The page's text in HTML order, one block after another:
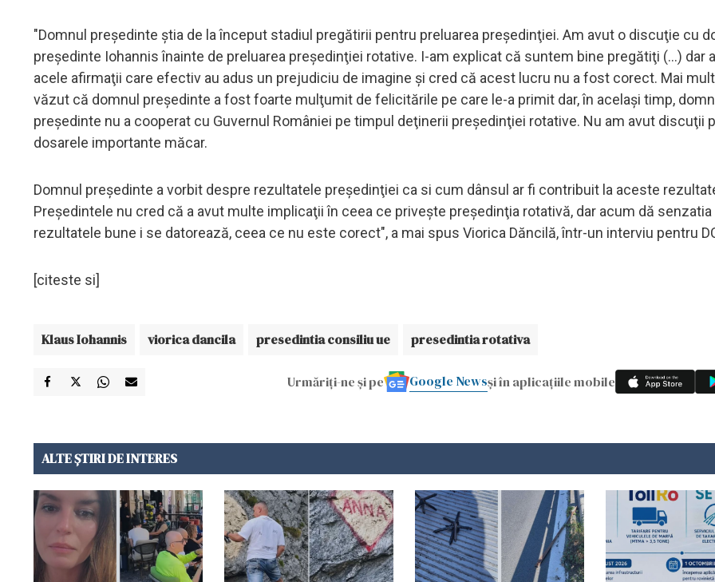
"Domnul preşedinte ştia de la început stadiul pregătirii pentru preluarea preşedinţiei. Am avut o discuţie cu
preşedinte Iohannis înainte de preluarea preşedinţiei rotative. I-am explicat că suntem bine pregătiţi (...) dar
acele afirmaţii care efectiv au adus un prejudiciu de imagine şi cred că acest lucru nu a fost corect. Mai
văzut că domnul preşedinte a fost foarte mulţumit de felicitările pe care le-a primit dar, în acelaşi timp,
preşedinte nu a cooperat cu Guvernul României pe timpul deţinerii preşedinţiei rotative. Nu am avut discuţii
dosarele importante măcar.
Domnul preşedinte a vorbit despre rezultatele preşedinţiei ca si cum dânsul ar fi contribuit la aceste
Preşedintele nu cred că a avut multe implicaţii în ceea ce priveşte preşedinţia rotativă, dar acum dă senzatia
rezultatele bune i se datorează, ceea ce nu este corect", a mai spus Viorica Dăncilă, într-un interviu pentru
[citeste si]
Klaus Iohannis viorica dancila presedintia consiliu ue presedintia rotativa
Urmăriți-ne și pe Google Newsși în aplicațiile mobile
ALTE ȘTIRI DE INTERES